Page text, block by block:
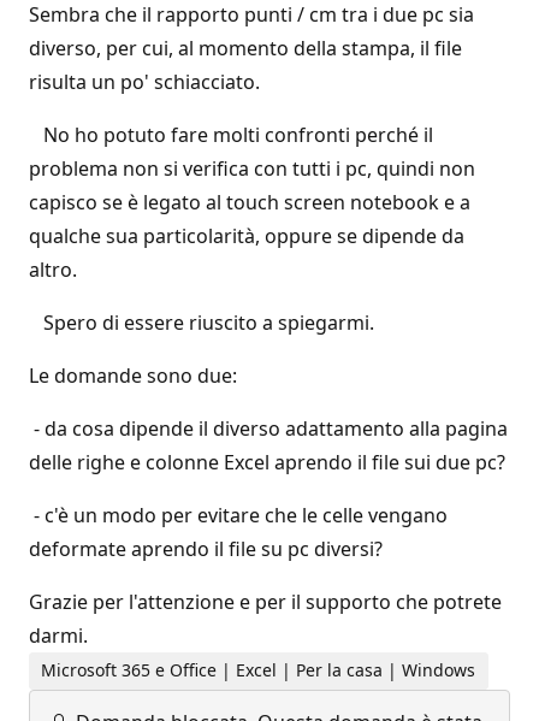
Sembra che il rapporto punti / cm tra i due pc sia
diverso, per cui, al momento della stampa, il file
risulta un po' schiacciato.
No ho potuto fare molti confronti perché il
problema non si verifica con tutti i pc, quindi non
capisco se è legato al touch screen notebook e a
qualche sua particolarità, oppure se dipende da
altro.
Spero di essere riuscito a spiegarmi.
Le domande sono due:
- da cosa dipende il diverso adattamento alla pagina
delle righe e colonne Excel aprendo il file sui due pc?
- c'è un modo per evitare che le celle vengano
deformate aprendo il file su pc diversi?
Grazie per l'attenzione e per il supporto che potrete
darmi.
Microsoft 365 e Office | Excel | Per la casa | Windows